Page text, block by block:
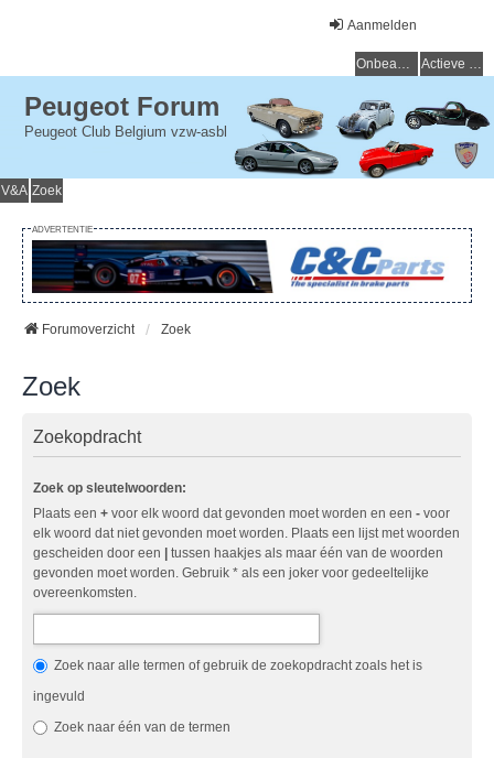
Aanmelden
Onbeantwoorde onderwerpen Actieve onderwerpen
Peugeot Forum
Peugeot Club Belgium vzw-asbl
V&A Zoek
ADVERTENTIE
Forumoverzicht Zoek
Zoek
Zoekopdracht
Zoek op sleutelwoorden:
Plaats een + voor elk woord dat gevonden moet worden en een - voor
elk woord dat niet gevonden moet worden. Plaats een lijst met woorden
gescheiden door een
tussen haakjes als maar één van de woorden
gevonden moet worden. Gebruik * als een joker voor gedeeltelijke
overeenkomsten.
Zoek naar alle termen of gebruik de zoekopdracht zoals het is
ingevuld
Zoek naar één van de termen